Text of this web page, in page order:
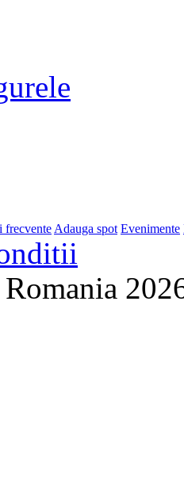
frecvente Adauga spot Evenimente